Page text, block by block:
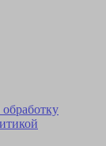
обработку